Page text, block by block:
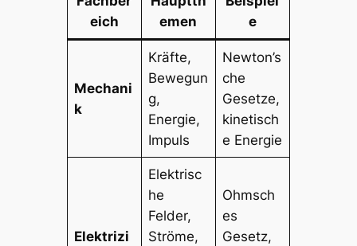
eich
emen
e
Mechani
k
Kräfte,
Bewegun
g,
Energie,
Impuls
Newton’s
che
Gesetze,
kinetisch
e Energie
Elektrizi
Elektrisc
he
Felder,
Ströme,
Ohmsch
es
Gesetz,